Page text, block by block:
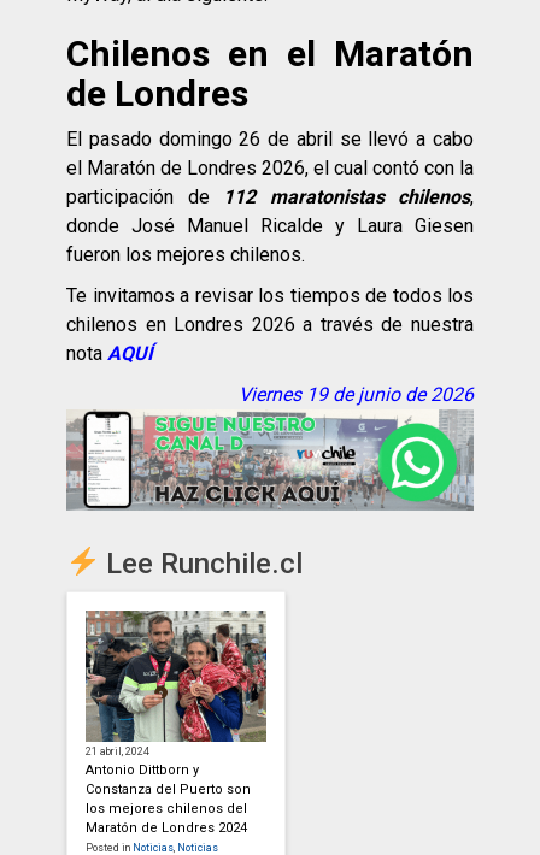
Chilenos en el Maratón
de Londres
El pasado domingo 26 de abril se llevó a cabo
el Maratón de Londres 2026, el cual contó con la
participación de
112 maratonistas chilenos,
donde José Manuel Ricalde y Laura Giesen
fueron los mejores chilenos.
Te invitamos a revisar los tiempos de todos los
chilenos en Londres 2026 a través de nuestra
nota AQUÍ
Viernes 19 de junio de 2026
Lee Runchile.cl
21 abril, 2024
Antonio Dittborn y
Constanza del Puerto son
los mejores chilenos del
Maratón de Londres 2024
Posted in Noticias Noticias